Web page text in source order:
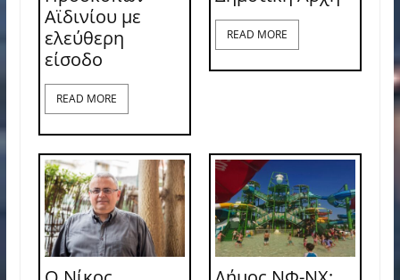
Αϊδινίου με
ελεύθερη
είσοδο
READ MORE
READ MORE